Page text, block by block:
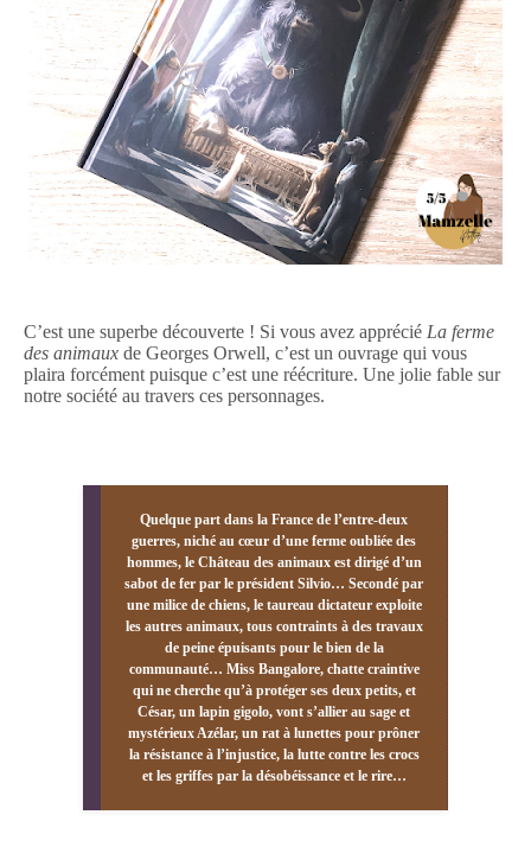
C’est une superbe découverte ! Si vous avez apprécié La ferme
des animaux de Georges Orwell, c’est un ouvrage qui vous
plaira forcément puisque c’est une réécriture. Une jolie fable sur
notre société au travers ces personnages.
Quelque part dans la France de l’entre-deux
guerres, niché au cœur d’une ferme oubliée des
hommes, le Château des animaux est dirigé d’un
sabot de fer par le président Silvio… Secondé par
une milice de chiens, le taureau dictateur exploite
les autres animaux, tous contraints à des travaux
de peine épuisants pour le bien de la
communauté… Miss Bangalore, chatte craintive
qui ne cherche qu’à protéger ses deux petits, et
César, un lapin gigolo, vont s’allier au sage et
mystérieux Azélar, un rat à lunettes pour prôner
la résistance à l’injustice, la lutte contre les crocs
et les griffes par la désobéissance et le rire…